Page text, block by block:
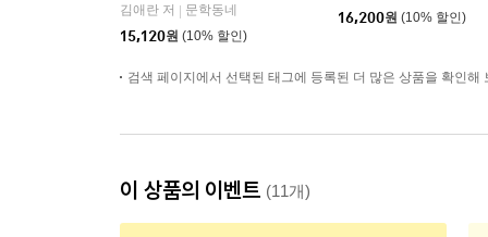
김애란 저
문학동네
15,120원 (10% 할인)
16,200원 (10% 할인)
검색 페이지에서 선택된 태그에 등록된 더 많은 상품을 확인해
이 상품의 이벤트 (11개)